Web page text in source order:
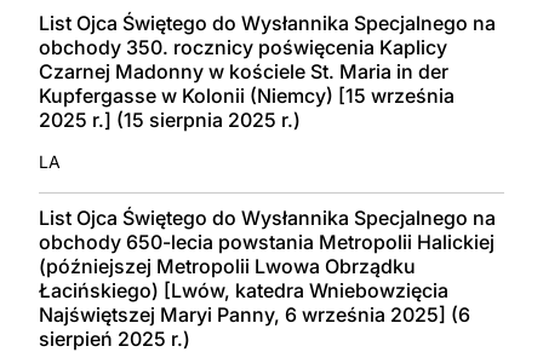
List Ojca Świętego do Wysłannika Specjalnego na
obchody 350. rocznicy poświęcenia Kaplicy
Czarnej Madonny w kościele St. Maria in der
Kupfergasse w Kolonii (Niemcy) [15 września
2025 r.] (15 sierpnia 2025 r.)
LA
List Ojca Świętego do Wysłannika Specjalnego na
obchody 650-lecia powstania Metropolii Halickiej
(późniejszej Metropolii Lwowa Obrządku
Łacińskiego) [Lwów, katedra Wniebowzięcia
Najświętszej Maryi Panny, 6 września 2025] (6
sierpień 2025 r.)